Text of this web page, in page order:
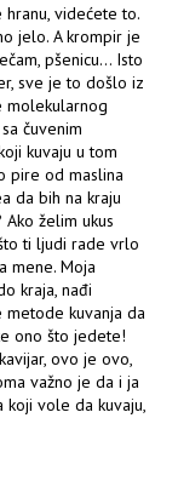
hranu, videćete to.
jelo. A krompir je
pšenicu... Isto
sve je to došlo iz
molekularnog
čuvenim
kuvaju u tom
pire od maslina
da bih na kraju
želim ukus
ti ljudi rade vrlo
mene. Moja
kraja, nađi
metode kuvanja da
ono što jedete!
ovo je ovo,
važno je da i ja
koji vole da kuvaju,